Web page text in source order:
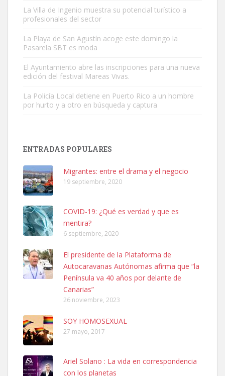
Este gato macho ha aparecido en la calle hace menos de un mes,
Leales.org » Gran Canaria
9.7.2025
Adopción urgente
hembra, 4 años. Por motivos personales ...
Leales.org » Gran Canaria | 6.7.2025
SHIBA PERDIDO AVDA JOSE MESA Y LOPEZ
PERRO MACHO RAZA SHIBA CON MICROCHIP PERDIDO HOY
06/07/2025 ZONA MESA Y LOPEZ. ES MUY ASUSTADIZO
Leales.org » Gran Canaria | 6.7.2025
La Villa de Ingenio muestra su potencial turístico a
profesionales del sector
La Playa de San Agustín acoge este domingo la
Pasarela SBT es moda
El Ayuntamiento abre las inscripciones para una nueva
edición del festival Mareas Vivas.
La Policía Local detiene en Puerto Rico a un hombre
por hurto y a otro en búsqueda y captura
ENTRADAS POPULARES
Migrantes: entre el drama y el negocio
19 septiembre, 2020
COVID-19: ¿Qué es verdad y que es
mentira?
6 septiembre, 2020
El presidente de la Plataforma de
Autocaravanas Autónomas afirma que “la
Península va 40 años por delante de
Canarias”
26 noviembre, 2023
SOY HOMOSEXUAL
27 mayo, 2017
Ariel Solano : La vida en correspondencia
con los planetas